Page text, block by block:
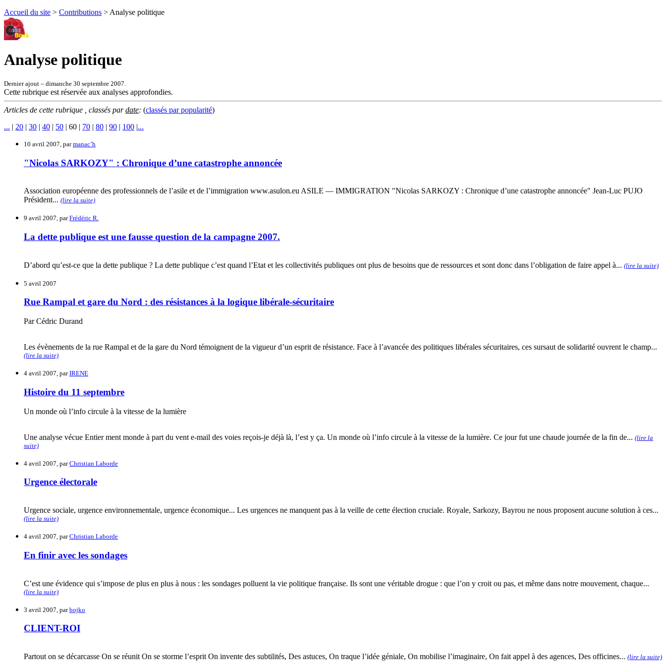
Accueil du site > Contributions > Analyse politique
Analyse politique
Dernier ajout – dimanche 30 septembre 2007.
Cette rubrique est réservée aux analyses approfondies.
Articles de cette rubrique , classés pardate: (classés parpopularité)
... | 20 | 30 | 40 | 50 | 60 | 70 | 80 | 90 | 100 |...
10 avril 2007, parmanac’h
"Nicolas SARKOZY" : Chronique d’une catastrophe annoncée
Association européenne des professionnels de l’asile et de l’immigration www.asulon.eu ASILE — IMMIGRATION "Nicolas SARKOZY : Chronique d’une catastrophe annoncée" Jean-Luc PUJO
Président... (lire la suite)
9 avril 2007, parFrédéric R.
La dette publique est une fausse question de la campagne 2007.
D’abord qu’est-ce que la dette publique ? La dette publique c’est quand l’Etat et les collectivités publiques ont plus de besoins que de ressources et sont donc dans l’obligation de faire appel à... (lire la suite)
5 avril 2007
Rue Rampal et gare du Nord : des résistances à la logique libérale-sécuritaire
Par Cédric Durand
Les évènements de la rue Rampal et de la gare du Nord témoignent de la vigueur d’un esprit de résistance. Face à l’avancée des politiques libérales sécuritaires, ces sursaut de solidarité ouvrent le champ...
(lire la suite)
4 avril 2007, parIRENE
Histoire du 11 septembre
Un monde où l’info circule à la vitesse de la lumière
Une analyse vécue Entier ment monde à part du vent e-mail des voies reçois-je déjà là, l’est y ça. Un monde où l’info circule à la vitesse de la lumière. Ce jour fut une chaude journée de la fin de... (lire la
suite)
4 avril 2007, parChristian Laborde
Urgence électorale
Urgence sociale, urgence environnementale, urgence économique... Les urgences ne manquent pas à la veille de cette élection cruciale. Royale, Sarkozy, Bayrou ne nous proposent aucune solution à ces...
(lire la suite)
4 avril 2007, parChristian Laborde
En finir avec les sondages
C’est une évidence qui s’impose de plus en plus à nous : les sondages polluent la vie politique française. Ils sont une véritable drogue : que l’on y croit ou pas, et même dans notre mouvement, chaque...
(lire la suite)
3 avril 2007, parbojko
CLIENT-ROI
Partout on se décarcasse On se réunit On se storme l’esprit On invente des subtilités, Des astuces, On traque l’idée géniale, On mobilise l’imaginaire, On fait appel à des agences, Des officines... (lire la suite)